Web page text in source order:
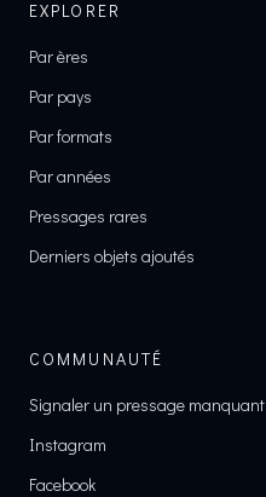
EXPLORER
Par ères
Par pays
Par formats
Par années
Pressages rares
Derniers objets ajoutés
COMMUNAUTÉ
Signaler un pressage manquant
Instagram
Facebook